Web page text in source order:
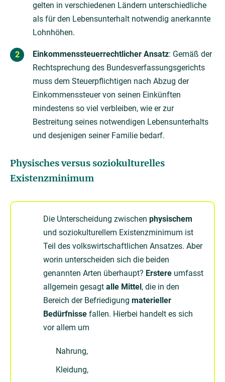
gelten in verschiedenen Ländern unterschiedliche
als für den Lebensunterhalt notwendig anerkannte
Lohnhöhen.
Einkommenssteuerrechtlicher Ansatz: Gemäß der
Rechtsprechung des Bundesverfassungsgerichts
muss dem Steuerpflichtigen nach Abzug der
Einkommenssteuer von seinen Einkünften
mindestens so viel verbleiben, wie er zur
Bestreitung seines notwendigen Lebensunterhalts
und desjenigen seiner Familie bedarf.
Physisches versus soziokulturelles
Existenzminimum
Die Unterscheidung zwischen physischem
und soziokulturellem Existenzminimum ist
Teil des volkswirtschaftlichen Ansatzes. Aber
worin unterscheiden sich die beiden
genannten Arten überhaupt? Erstere umfasst
allgemein gesagt alle Mittel , die in den
Bereich der Befriedigung materieller
Bedürfnisse fallen. Hierbei handelt es sich
vor allem um
Nahrung,
Kleidung,